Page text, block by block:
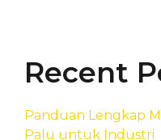
Recent
Panduan Lengkap
Palu untuk Industri